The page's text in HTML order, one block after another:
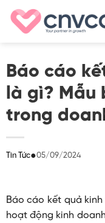
Skip
Báo cáo
là gì? Mẫu
trong
Tin Tức●05/09/2024
Báo cáo kết quả
hoạt động kinh